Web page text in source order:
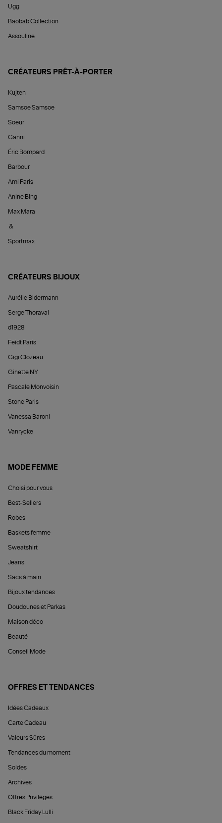
Ugg
Baobab Collection
Assouline
CRÉATEURS PRÊT-À-PORTER
Kujten
Samsoe Samsoe
Soeur
Ganni
Éric Bompard
Barbour
Ami Paris
Anine Bing
Max Mara
&
Sportmax
CRÉATEURS BIJOUX
Aurélie Bidermann
Serge Thoraval
d1928
Feidt Paris
Gigi Clozeau
Ginette NY
Pascale Monvoisin
Stone Paris
Vanessa Baroni
Vanrycke
MODE FEMME
Choisi pour vous
Best-Sellers
Robes
Baskets femme
Sweatshirt
Jeans
Sacs à main
Bijoux tendances
Doudounes et Parkas
Maison déco
Beauté
Conseil Mode
OFFRES ET TENDANCES
Idées Cadeaux
Carte Cadeau
Valeurs Sûres
Tendances du moment
Soldes
Archives
Offres Privilèges
Black Friday Lulli